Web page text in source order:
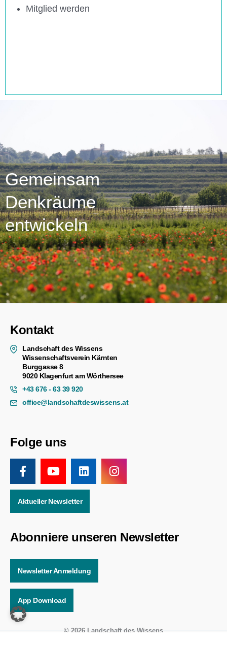
Mitglied werden
Gemeinsam
Denkräume
entwickeln
Kontakt
Landschaft des Wissens
Wissenschaftsverein Kärnten
Burggasse 8
9020 Klagenfurt am Wörthersee
+43 676 - 63 39 920
office@landschaftdeswissens.at
Folge uns
Aktueller Newsletter
Abonniere unseren Newsletter
Newsletter Anmeldung
App Download
© 2026 Landschaft des Wissens